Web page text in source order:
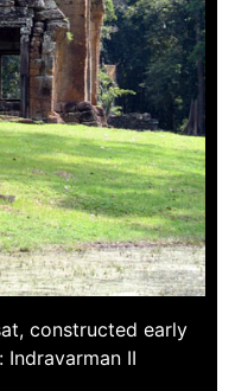
constructed early
Indravarman II